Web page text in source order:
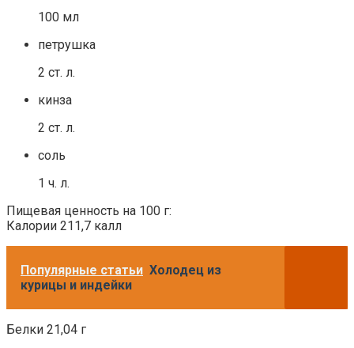
100 мл
петрушка
2 ст. л.
кинза
2 ст. л.
соль
1 ч. л.
Пищевая ценность на 100 г:
Калории 211,7 калл
Популярные статьи Холодец из
курицы и индейки
Белки 21,04 г